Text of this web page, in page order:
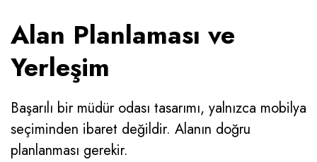
Alan Planlaması ve
Yerleşim
Başarılı bir müdür odası tasarımı, yalnızca mobilya
seçiminden ibaret değildir. Alanın doğru
planlanması gerekir.